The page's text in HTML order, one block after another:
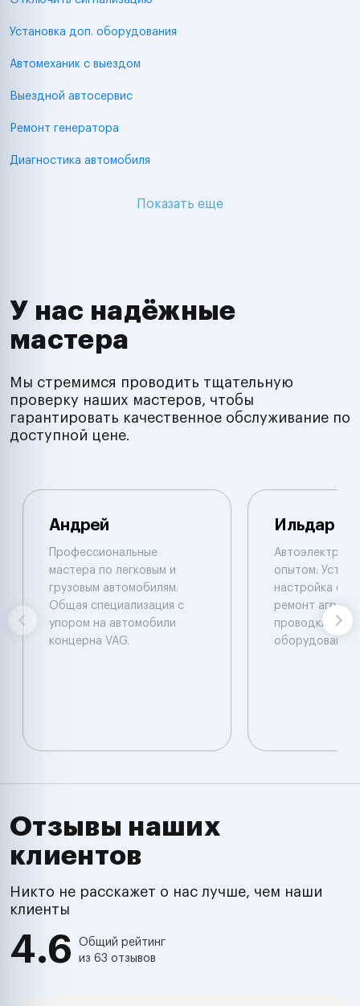
Установка доп. оборудования
Автомеханик с выездом
Выездной автосервис
Ремонт генератора
Диагностика автомобиля
Показать еще
У нас надёжные
мастера
Мы стремимся проводить тщательную
проверку наших мастеров, чтобы
гарантировать качественное обслуживание по
доступной цене.
Андрей
Профессиональные
мастера по легковым и
грузовым автомобилям.
Общая специализация с
упором на автомобили
концерна VAG.
Ильдар
Автоэлектрик
опытом:
настройка
ремонт
проводки,
оборудования.
Отзывы наших
клиентов
Никто не расскажет о нас лучше, чем наши
клиенты
4.6
Общий рейтинг
из 63 отзывов